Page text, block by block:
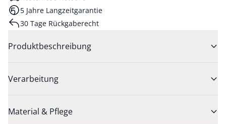
5 Jahre Langzeitgarantie
30 Tage Rückgaberecht
Produktbeschreibung
Verarbeitung
Material & Pflege